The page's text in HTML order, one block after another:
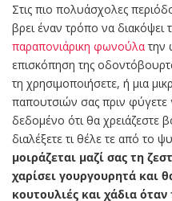
Στις πιο πολυάσχολες
βρει έναν τρόπο να διακόψει
παραπονιάρικη φωνούλα την
επισκόπηση της
τη χρησιμοποιήσετε, ή μια
παπουτσιών σας πριν φύγετε
δεδομένο ότι θα χρειάζεστε
διαλέξετε τι θέλε τε από το
μοιράζεται μαζί σας τη
χαρίσει γουργουρητά και
κουτουλιές και χάδια